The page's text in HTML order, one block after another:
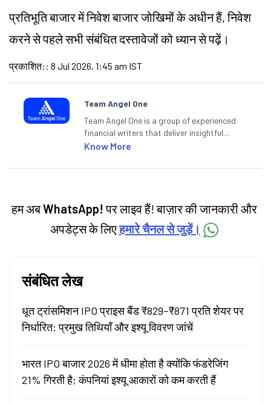
प्रतिभूति बाजार में निवेश बाजार जोखिमों के अधीन हैं, निवेश
करने से पहले सभी संबंधित दस्तावेजों को ध्यान से पढ़ें।
प्रकाशित: : 8 Jul 2026, 1:45 am IST
Team Angel One
Team Angel One is a group of experienced
financial writers that deliver insightful
articles on the stock market, IPO, economy,
categories.
Know More
हम अबWhatsApp! पर लाइव हैं! बाज़ार की जानकारी और
अपडेट्स के लिएहमारे चैनल से जुड़ें।
संबंधित लेख
धूत ट्रांसमिशन IPO प्राइस बैंड ₹829–₹871 प्रति शेयर पर
निर्धारित: प्रमुख तिथियाँ और इश्यू विवरण जांचें
भारत IPO बाजार 2026 में धीमा होता है क्योंकि फंडरेजिंग
21% गिरती है; कंपनियां इश्यू आकारों को कम करती हैं